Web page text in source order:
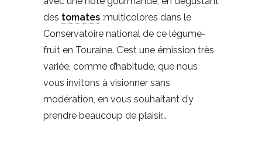
des tomates :multicolores dans le
Conservatoire national de ce légume-
fruit en Touraine. C’est une émission très
variée, comme d’habitude, que nous
vous invitons à visionner sans
modération, en vous souhaitant d’y
prendre beaucoup de plaisir…